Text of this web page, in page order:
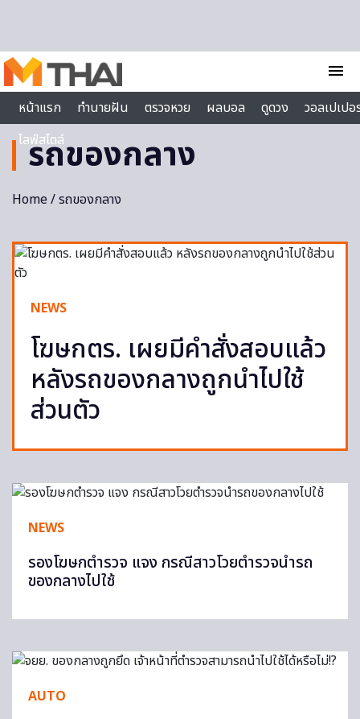
menu
หน้าแรก
ทำนายฝัน ตรวจหวย ผลบอล ดูดวง
วอลเปเป
ไลฟ์สไตล์
รถของกลาง
Home/ รถของกลาง
NEWS
โฆษกตร. เผยมีคำสั่งสอบแล้ว
หลังรถของกลางถูกนำไปใช้
ส่วนตัว
NEWS
รองโฆษกตำรวจ แจง กรณีสาวโวยตำรวจนำรถ
ของกลางไปใช้
AUTO